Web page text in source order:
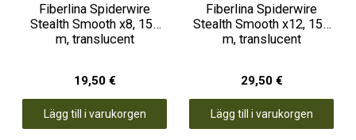
Fiberlina Spiderwire
Stealth Smooth x8, 150
m, translucent
19,50 €
Lägg till i varukorgen
Fiberlina Spiderwire
Stealth Smooth x12, 150
m, translucent
29,50 €
Lägg till i varukorgen